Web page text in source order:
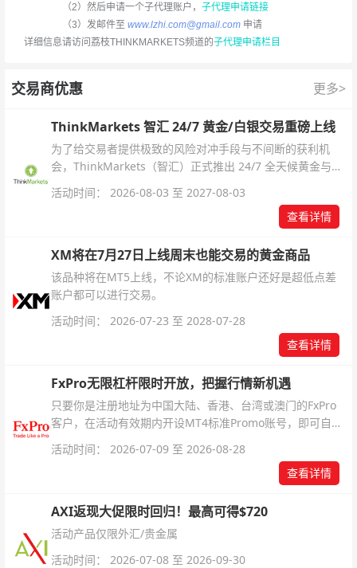
（2）然后申请一个子代理账户， 子代理申请链接
（3）发邮件至 www.lzhi.com@gmail.com 申请
详细信息请访问荔枝THINKMARKETS频道的子代理申请栏目
交易商优惠 更多>
ThinkMarkets 智汇 24/7 黄金/白银交易重磅上线
为了给交易者提供极致的风险对冲手段与不间断的获利机
会，ThinkMarkets（智汇）正式推出 24/7 全天候黄金与白
杆配置、支持软件及交易细则。
活动时间： 2026-08-03 至 2027-08-03
查看详情
XM将在7月27日上线周末也能交易的黄金商品
该品种将在MT5上线，不论XM的标准账户还好是超低点差
账户都可以进行交易。
活动时间： 2026-07-23 至 2028-07-28
查看详情
FxPro无限杠杆限时开放，把握行情新机遇
只要你是注册地址为中国大陆、香港、台湾或澳门的FxPro
客户，在活动有效期内开设MT4标准Promo账号，即可自动
活动时间： 2026-07-09 至 2026-08-28
查看详情
AXI返现大促限时回归！最高可得$720
活动产品仅限外汇/贵金属
活动时间： 2026-07-08 至 2026-09-30